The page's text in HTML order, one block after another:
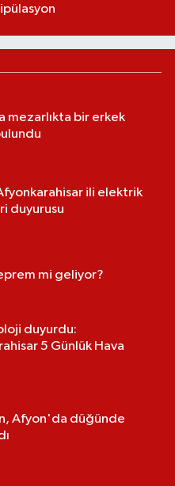
mezarlıkta bir erkek
ili elektrik
duyurusu
mi geliyor?
duyurdu:
5 Günlük Hava
Afyon'da düğünde